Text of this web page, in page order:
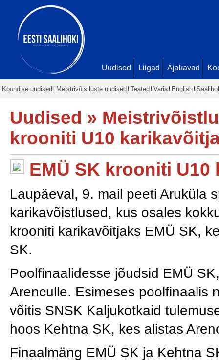
Uudised Liigad Ajakavad
Koondise uudised Meistrivõistluste uudised Teated Varia English
Uudised »
krooniti U10
EMÜ SK krooniti
Laupäeval, 9. mail peeti Aruküla
karikavõistlused, kus osales
krooniti karikavõitjaks EMÜ SK,
SK.
Poolfinaalidesse jõudsid EMÜ
Arenculle. Esimeses poolfinaalis
võitis SNSK Kaljukotkaid
hoos Kehtna SK, kes alistas
Finaalmäng EMÜ SK ja Kehtna